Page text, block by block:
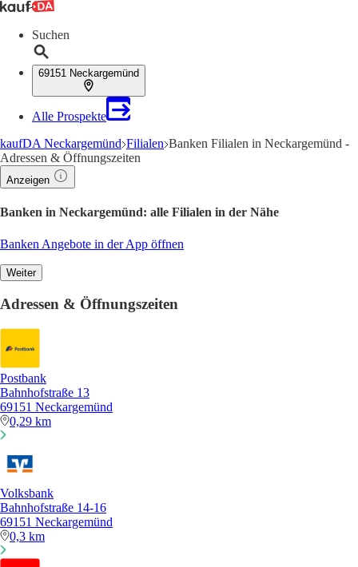
Suchen
69151 Neckargemünd
Alle Prospekte
kaufDA Neckargemünd Filialen Banken Filialen in Neckargemünd -
Adressen & Öffnungszeiten
Anzeigen
Banken in Neckargemünd: alle Filialen in der Nähe
Banken Angebote in der App öffnen
Weiter
Adressen & Öffnungszeiten
Postbank
Bahnhofstraße 13
69151 Neckargemünd
0,29 km
Volksbank
Bahnhofstraße 14-16
69151 Neckargemünd
0,3 km